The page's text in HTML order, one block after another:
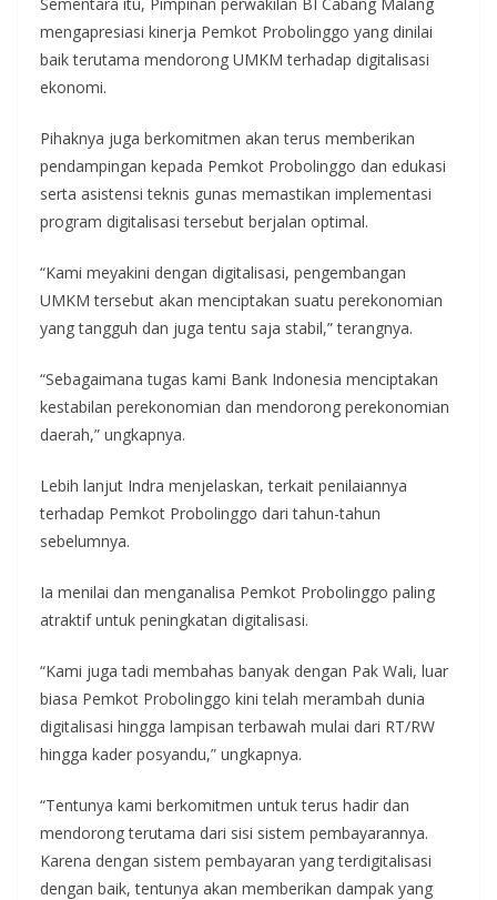
mengapresiasi kinerja Pemkot Probolinggo yang dinilai
baik terutama mendorong UMKM terhadap digitalisasi
ekonomi.
Pihaknya juga berkomitmen akan terus memberikan
pendampingan kepada Pemkot Probolinggo dan edukasi
serta asistensi teknis gunas memastikan implementasi
program digitalisasi tersebut berjalan optimal.
“Kami meyakini dengan digitalisasi, pengembangan
UMKM tersebut akan menciptakan suatu perekonomian
yang tangguh dan juga tentu saja stabil,” terangnya.
“Sebagaimana tugas kami Bank Indonesia menciptakan
kestabilan perekonomian dan mendorong perekonomian
daerah,” ungkapnya.
Lebih lanjut Indra menjelaskan, terkait penilaiannya
terhadap Pemkot Probolinggo dari tahun-tahun
sebelumnya.
Ia menilai dan menganalisa Pemkot Probolinggo paling
atraktif untuk peningkatan digitalisasi.
“Kami juga tadi membahas banyak dengan Pak Wali, luar
biasa Pemkot Probolinggo kini telah merambah dunia
digitalisasi hingga lampisan terbawah mulai dari RT/RW
hingga kader posyandu,” ungkapnya.
“Tentunya kami berkomitmen untuk terus hadir dan
mendorong terutama dari sisi sistem pembayarannya.
Karena dengan sistem pembayaran yang terdigitalisasi
dengan baik, tentunya akan memberikan dampak yang